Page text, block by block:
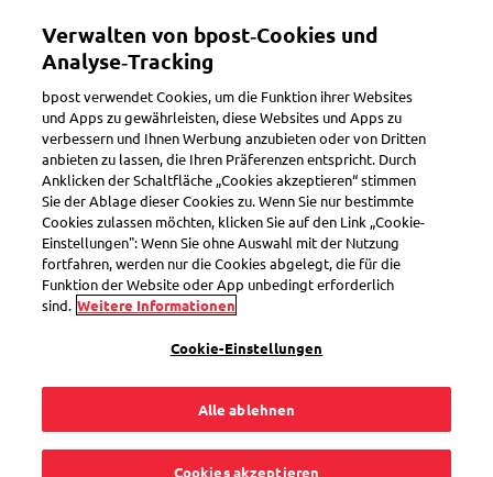
Mein Konto
Suchen
Packband
Artikelnummer
SEL0000020666
Verwalten von bpost‑Cookies und
Analyse‑Tracking
bpost verwendet Cookies, um die Funktion ihrer Websites
und Apps zu gewährleisten, diese Websites und Apps zu
verbessern und Ihnen Werbung anzubieten oder von Dritten
anbieten zu lassen, die Ihren Präferenzen entspricht. Durch
Anklicken der Schaltfläche „Cookies akzeptieren“ stimmen
Sie der Ablage dieser Cookies zu. Wenn Sie nur bestimmte
Cookies zulassen möchten, klicken Sie auf den Link „Cookie-
Einstellungen": Wenn Sie ohne Auswahl mit der Nutzung
fortfahren, werden nur die Cookies abgelegt, die für die
Funktion der Website oder App unbedingt erforderlich
sind. Weitere Informationen
Cookie-Einstellungen
Alle ablehnen
Cookies akzeptieren